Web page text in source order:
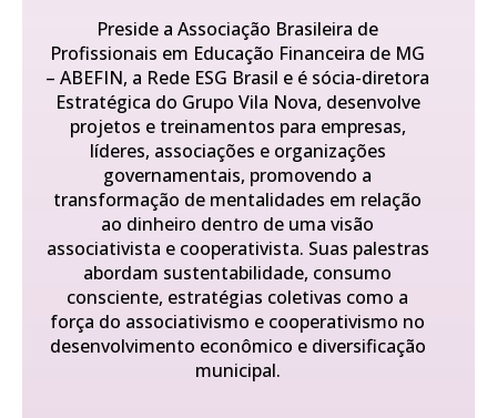
Preside a Associação Brasileira de
Profissionais em Educação Financeira de MG
– ABEFIN, a Rede ESG Brasil e é sócia-diretora
Estratégica do Grupo Vila Nova, desenvolve
projetos e treinamentos para empresas,
líderes, associações e organizações
governamentais, promovendo a
transformação de mentalidades em relação
ao dinheiro dentro de uma visão
associativista e cooperativista. Suas palestras
abordam sustentabilidade, consumo
consciente, estratégias coletivas como a
força do associativismo e cooperativismo no
desenvolvimento econômico e diversificação
municipal.